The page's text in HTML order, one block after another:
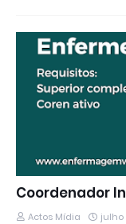
Coordenador
Actos Mídia julho